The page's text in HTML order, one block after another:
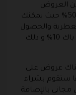
من العروض
والخصومات والتخفيضات التى تصل إلى 50% حيث يمكنك
والحصول
على الاخر مجانا كذلك ستحصل على كاش باك 10% و ذلك
عروض على
ستقوم بشراء
بالإضافة